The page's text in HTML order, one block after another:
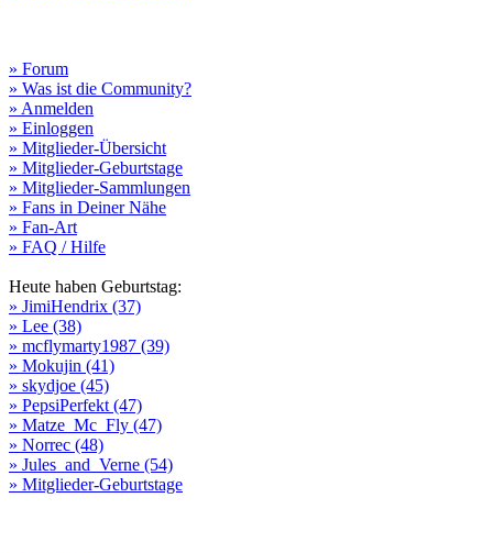
» Forum
» Was ist die Community?
» Anmelden
» Einloggen
» Mitglieder-Übersicht
» Mitglieder-Geburtstage
» Mitglieder-Sammlungen
» Fans in Deiner Nähe
» Fan-Art
» FAQ / Hilfe
Heute haben Geburtstag:
» JimiHendrix (37)
» Lee (38)
» mcflymarty1987 (39)
» Mokujin (41)
» skydjoe (45)
» PepsiPerfekt (47)
» Matze_Mc_Fly (47)
» Norrec (48)
» Jules_and_Verne (54)
» Mitglieder-Geburtstage